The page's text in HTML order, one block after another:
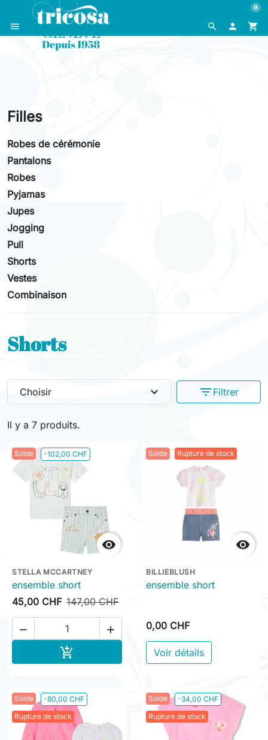
search
menu  shopping_cart
0
Filles
Robes de cérémonie
Pantalons
Robes
Pyjamas
Jupes
Jogging
Pull
Shorts
Vestes
Combinaison
Shorts
Il y a 7 produits.
Choisir expand_more filter_list Filtrer
Solde -102,00 CHF

STELLA MCCARTNEY
ensemble short
45,00 CHF 147,00 CHF
 

Solde Rupture de stock

BILLIEBLUSH
ensemble short
0,00 CHF
Voir détails
Solde
-80,00 CHF
Rupture de stock
Solde
-34,00 CHF
Rupture de stock